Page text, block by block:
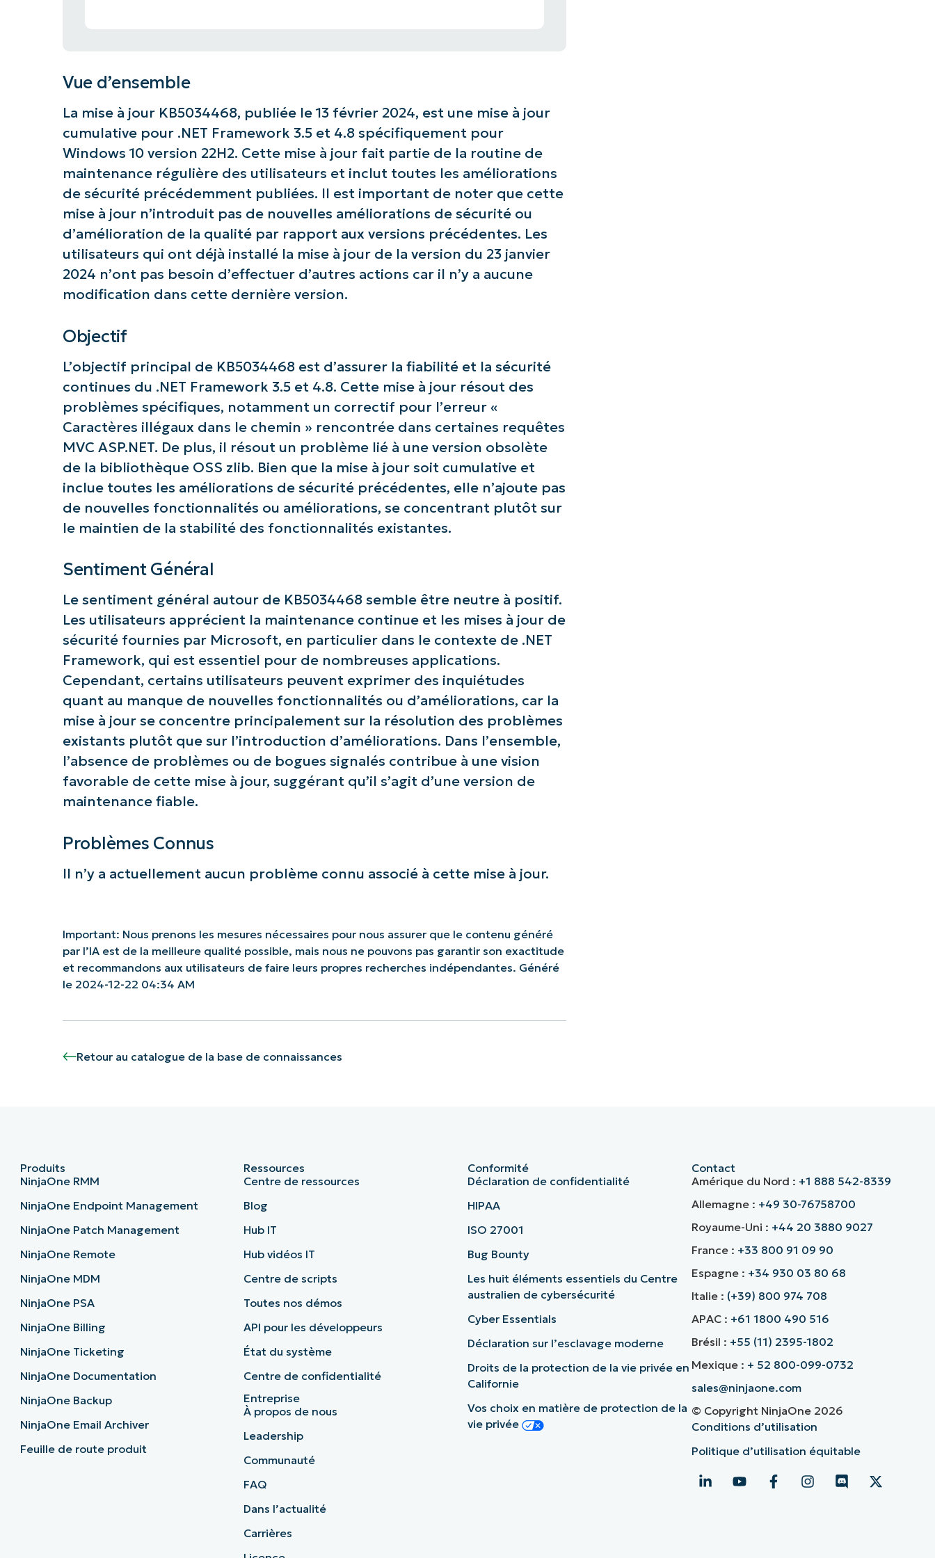
Vue d’ensemble
La mise à jour KB5034468, publiée le 13 février 2024, est une mise à jour
cumulative pour .NET Framework 3.5 et 4.8 spécifiquement pour
Windows 10 version 22H2. Cette mise à jour fait partie de la routine de
maintenance régulière des utilisateurs et inclut toutes les améliorations
de sécurité précédemment publiées. Il est important de noter que cette
mise à jour n’introduit pas de nouvelles améliorations de sécurité ou
d’amélioration de la qualité par rapport aux versions précédentes. Les
utilisateurs qui ont déjà installé la mise à jour de la version du 23 janvier
2024 n’ont pas besoin d’effectuer d’autres actions car il n’y a aucune
modification dans cette dernière version.
Objectif
L’objectif principal de KB5034468 est d’assurer la fiabilité et la sécurité
continues du .NET Framework 3.5 et 4.8. Cette mise à jour résout des
problèmes spécifiques, notamment un correctif pour l’erreur «
Caractères illégaux dans le chemin » rencontrée dans certaines requêtes
MVC ASP.NET. De plus, il résout un problème lié à une version obsolète
de la bibliothèque OSS zlib. Bien que la mise à jour soit cumulative et
inclue toutes les améliorations de sécurité précédentes, elle n’ajoute pas
de nouvelles fonctionnalités ou améliorations, se concentrant plutôt sur
le maintien de la stabilité des fonctionnalités existantes.
Sentiment Général
Le sentiment général autour de KB5034468 semble être neutre à positif.
Les utilisateurs apprécient la maintenance continue et les mises à jour de
sécurité fournies par Microsoft, en particulier dans le contexte de .NET
Framework, qui est essentiel pour de nombreuses applications.
Cependant, certains utilisateurs peuvent exprimer des inquiétudes
quant au manque de nouvelles fonctionnalités ou d’améliorations, car la
mise à jour se concentre principalement sur la résolution des problèmes
existants plutôt que sur l’introduction d’améliorations. Dans l’ensemble,
l’absence de problèmes ou de bogues signalés contribue à une vision
favorable de cette mise à jour, suggérant qu’il s’agit d’une version de
maintenance fiable.
Problèmes Connus
Il n’y a actuellement aucun problème connu associé à cette mise à jour.
Important: Nous prenons les mesures nécessaires pour nous assurer que le contenu généré
par l’IA est de la meilleure qualité possible, mais nous ne pouvons pas garantir son exactitude
et recommandons aux utilisateurs de faire leurs propres recherches indépendantes. Généré
le 2024-12-22 04:34 AM
Retour au catalogue de la base de connaissances
Commencez avec les analyses de KB pilotées par l'IA de
NinjaOne !
and
name*
Business
email*
Company
name*
Produits
NinjaOne RMM
NinjaOne Endpoint Management
NinjaOne Patch Management
NinjaOne Remote
NinjaOne MDM
NinjaOne PSA
NinjaOne Billing
NinjaOne Ticketing
NinjaOne Documentation
NinjaOne Backup
NinjaOne Email Archiver
Feuille de route produit
Ressources
Centre de ressources
Blog
Hub IT
Hub vidéos IT
Centre de scripts
Toutes nos démos
API pour les développeurs
État du système
Centre de confidentialité
Entreprise
À propos de nous
Leadership
Communauté
FAQ
Dans l’actualité
Carrières
Conformité
Déclaration de confidentialité
HIPAA
ISO 27001
Bug Bounty
Les huit éléments essentiels du Centre
australien de cybersécurité
Cyber Essentials
Déclaration sur l’esclavage moderne
Droits de la protection de la vie privée en
Californie
Vos choix en matière de protection de la
vie privée
Contact
Amérique du Nord : +1 888 542-8339
Allemagne : +49 30-76758700
Royaume-Uni : +44 20 3880 9027
France : +33 800 91 09 90
Espagne : +34 930 03 80 68
Italie : (+39) 800 974 708
APAC : +61 1800 490 516
Brésil : +55 (11) 2395-1802
Mexique : + 52 800-099-0732
sales@ninjaone.com
© Copyright NinjaOne 2026
Conditions d’utilisation
Politique d’utilisation équitable